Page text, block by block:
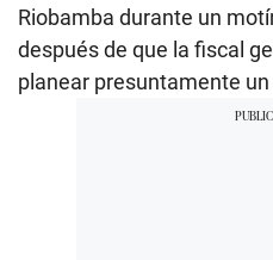
Riobamba durante un
después de que la fiscal
planear presuntamente